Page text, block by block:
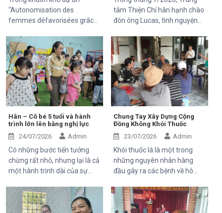
“Autonomisation des
femmes défavorisées grâce
économique et à l'accès aux
soins de santé 2025–2028”,
Trung tâm Thiện Chí vinh dự
đón tiếp ông Kaloyan Kolev,
đại diện đơn vị tài trợ
Organisation internationale
de la Francophonie (OIF), và
ông Bernard Kervyn, đại diện
Mekong Plus, trong chuyến
công tác tại xã Tánh Linh, Bắc
Ruộng và Hàm Kiệm, tỉnh
Lâm Đồng.
tâm Thiện Chí hân hạnh chào
đón ông Lucas, tình nguyện
chuyến thăm và trải nghiệm
các hoạt động của dự án do
Mekong Plus tài trợ tại địa
phương.
Hân – Cô bé 5 tuổi và hành
trình lớn lên bằng nghị lực
24/07/2026
Admin
Có những bước tiến tưởng
chừng rất nhỏ, nhưng lại là cả
một hành trình dài của sự
vọng. Hân, cô bé 5 tuổi với nụ
cười trong trẻo, đã đến với
Chung Tay Xây Dựng Cộng
Đồng Không Khói Thuốc
23/07/2026
Admin
Khói thuốc lá là một trong
những nguyên nhân hàng
đầu gây ra các bệnh về hô
Điều đáng lo ngại là không chỉ
người hút thuốc bị ảnh hưởng